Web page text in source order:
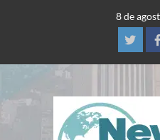
8 de